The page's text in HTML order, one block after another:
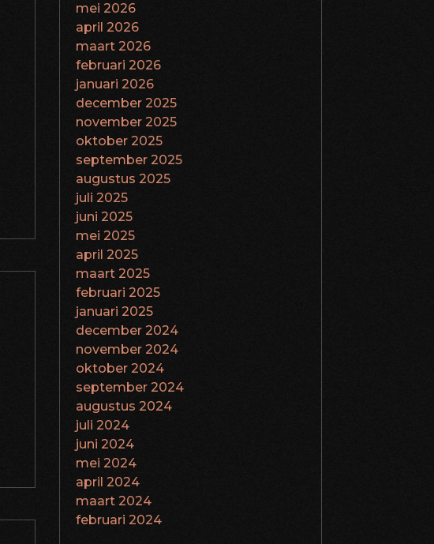
mei 2026
april 2026
maart 2026
februari 2026
januari 2026
december 2025
november 2025
oktober 2025
september 2025
augustus 2025
juli 2025
juni 2025
mei 2025
april 2025
maart 2025
februari 2025
januari 2025
december 2024
november 2024
oktober 2024
september 2024
augustus 2024
juli 2024
juni 2024
mei 2024
april 2024
maart 2024
februari 2024